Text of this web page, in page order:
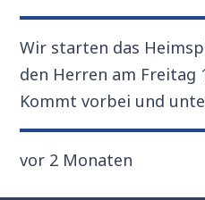
Wir starten das
den Herren am Freitag
Kommt vorbei und
vor 2 Monaten